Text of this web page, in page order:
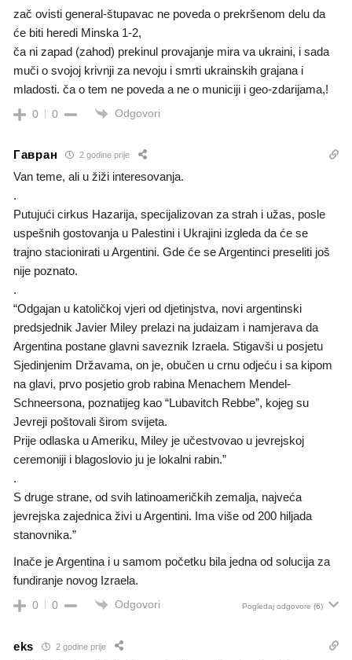
zač ovisti general-štupavac ne poveda o prekršenom delu da
će biti heredi Minska 1-2,
ča ni zapad (zahod) prekinul provajanje mira va ukraini, i sada
muči o svojoj krivnji za nevoju i smrti ukrainskih grajana i
mladosti. ča o tem ne poveda a ne o municiji i geo-zdarijama,!
0 0 Odgovori
Гавран 2 godine prije
Van teme, ali u žiži interesovanja.
.
Putujući cirkus Hazarija, specijalizovan za strah i užas, posle
uspešnih gostovanja u Palestini i Ukrajini izgleda da će se
trajno stacionirati u Argentini. Gde će se Argentinci preseliti još
nije poznato.
.
“Odgajan u katoličkoj vjeri od djetinjstva, novi argentinski
predsjednik Javier Miley prelazi na judaizam i namjerava da
Argentina postane glavni saveznik Izraela. Stigavši ​​u posjetu
Sjedinjenim Državama, on je, obučen u crnu odjeću i sa kipom
na glavi, prvo posjetio grob rabina Menachem Mendel-
Schneersona, poznatijeg kao “Lubavitch Rebbe”, kojeg su
Jevreji poštovali širom svijeta.
Prije odlaska u Ameriku, Miley je učestvovao u jevrejskoj
ceremoniji i blagoslovio ju je lokalni rabin.”
.
S druge strane, od svih latinoameričkih zemalja, najveća
jevrejska zajednica živi u Argentini. Ima više od 200 hiljada
stanovnika.”
Inače je Argentina i u samom početku bila jedna od solucija za
fundiranje novog Izraela.
0 0 Odgovori Pogledaj odgovore (6)
eks 2 godine prije